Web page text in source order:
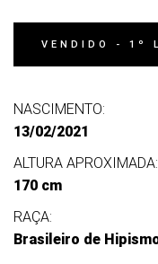
VENDIDO - 1º
NASCIMENTO:
13/02/2021
ALTURA APROXIMADA:
170 cm
RAÇA:
Brasileiro de